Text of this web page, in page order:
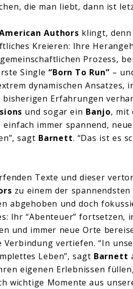
die man liebt, dann ist
Authors klingt,
Kreieren: Ihre
Prozess,
Single“Born To Run” –
dynamischen Ansatzes,
Erfahrungen
und sogar ein Banjo, mit
immer spannend,
sagt Barnett. “Das ist es
Texte und dieser
zu einem der
abgehoben und doch
Ihr “Abenteuer” fortsetzen,
und immer neue Orte
vertiefen. “In
Leben”, sagt Barnett
eigenen Erlebnissen
wichtige Momente aus